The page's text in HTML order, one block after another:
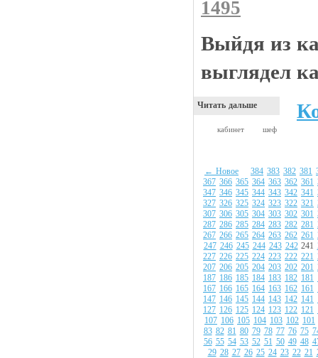
1495
Выйдя из
выглядел
Читать дальше
кабинет шеф
← Новое 384 383 382 381
367 366 365 364 363 362 361
347 346 345 344 343 342 341
327 326 325 324 323 322 321
307 306 305 304 303 302 301
287 286 285 284 283 282 281
267 266 265 264 263 262 261
247 246 245 244 243 242 241
227 226 225 224 223 222 221
207 206 205 204 203 202 201
187 186 185 184 183 182 181
167 166 165 164 163 162 161
147 146 145 144 143 142 141
127 126 125 124 123 122 121
107 106 105 104 103 102 101
83 82 81 80 79 78 77 76 75
56 55 54 53 52 51 50 49 48
29 28 27 26 25 24 23 22 21